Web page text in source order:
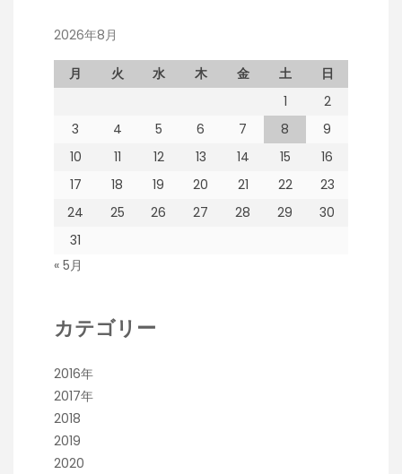
2026年8月
月 火 水 木 金 土
日
1
2
3
4 5 6 7 8
9
10
11 12 13 14 15
16
17
18 19 20 21 22
23
24
25 26 27 28 29
30
31
« 5月
カテゴリー
2016年
2017年
2018
2019
2020